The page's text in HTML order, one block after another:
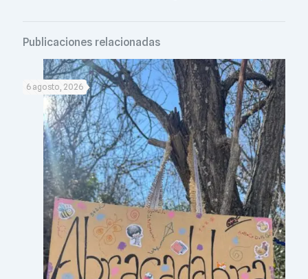
Publicaciones relacionadas
6 agosto, 2026